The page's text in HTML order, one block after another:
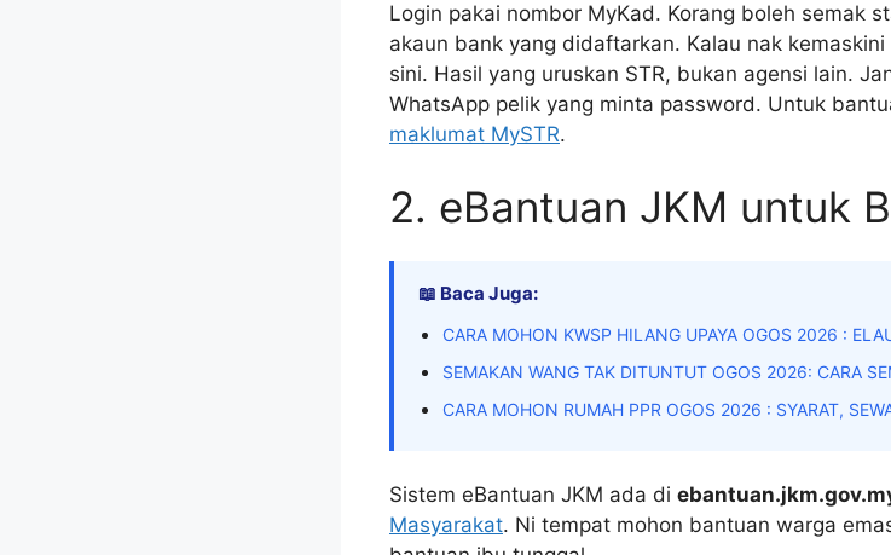
Login pakai nombor MyKad. Korang boleh semak
akaun bank yang didaftarkan. Kalau nak
sini. Hasil yang uruskan STR, bukan agensi lain.
WhatsApp pelik yang minta password. Untuk
maklumat MySTR.
2. eBantuan JKM untuk
📖 Baca Juga:
CARA MOHON KWSP HILANG UPAYA OGOS 2026 :
SEMAKAN WANG TAK DITUNTUT OGOS 2026: CARA
CARA MOHON RUMAH PPR OGOS 2026 : SYARAT,
Sistem eBantuan JKM ada di
Masyarakat. Ni tempat mohon bantuan warga